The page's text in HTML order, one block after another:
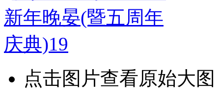
点击图片查看原始大图